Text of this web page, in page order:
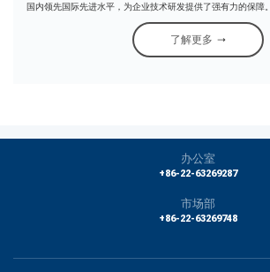
国内领先国际先进水平，为企业技术研发提供了强有力的保障。
了解更多
办公室
+86-22-63269287
市场部
+86-22-63269748